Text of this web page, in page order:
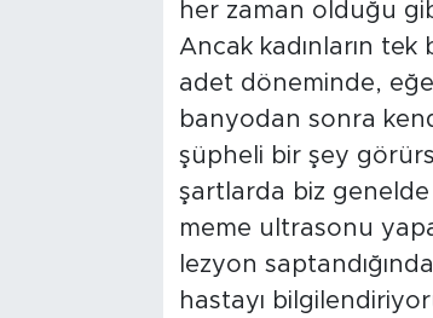
her zaman olduğu
Ancak kadınların
adet döneminde,
banyodan sonra
şüpheli bir şey
şartlarda biz genelde
meme ultrasonu
lezyon
hastayı